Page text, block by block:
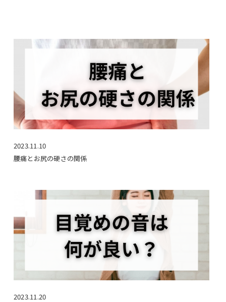
2023.11.10
腰痛とお尻の硬さの関係
2023.11.20